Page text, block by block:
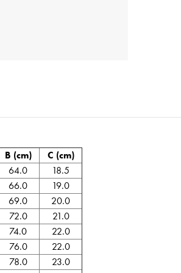
B (cm)
C (cm)
64.0
18.5
66.0
19.0
69.0
20.0
72.0
21.0
74.0
22.0
76.0
22.0
78.0
23.0